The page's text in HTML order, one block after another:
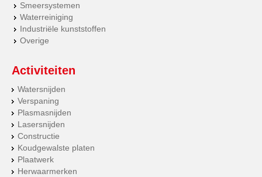
Smeersystemen
Waterreiniging
Industriële kunststoffen
Overige
Activiteiten
Watersnijden
Verspaning
Plasmasnijden
Lasersnijden
Constructie
Koudgewalste platen
Plaatwerk
Herwaarmerken